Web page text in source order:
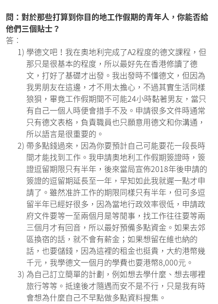
問：對於那些打算到你目的地工作假期的青年人，你能否給
他們三個貼士？
答︰
1) 學德文吧！我在奧地利完成了A2程度的德文課程，但
那只是很基本的程度，所以最好先在香港修讀了德
文，打好了基礎才出發。我出發時不懂德文，但因為
我男朋友在這邊，才不用太擔心，不過其實生活同樣
狼狽，畢竟工作假期間不可能24小時黏著男友，當只
有自己一個人時便會措手不及。申請很多文件時通常
只有德文表格，負責職員也只願意用德文和你溝通，
所以語言是很重要的。
2) 帶多點錢過來，因為你要預計自己可能要花一段長時
間才能找到工作。我申請奧地利工作假期簽證時，簽
證逗留期限只有半年，後來當局宣佈2018年後申請的
簽證的逗留期延長至一年，早知如此我就遲一點才申
請了。雖然准許工作的期限同樣只有半年，但可多逗
留半年已經好很多，因為當地行政效率很低，申請政
府文件要等一至兩個月是等閒事，找工作往往要等兩
三個月才有回音，所以最好預備多點資金。如果去郊
區換宿的話，就不會有薪金；如果想留在維也納的
話，也要儲錢，因為這裡的租金也挺貴，大約港幣幾
千元，我學德文一個月的學費也要港幣8,000元。
3) 為自己訂立簡單的計劃，例如想去學什麼、想去哪裡
旅行等等。抵達後才隨遇而安不是不行，只是我有時
會想為什麼自己不早點做多點資料搜集。